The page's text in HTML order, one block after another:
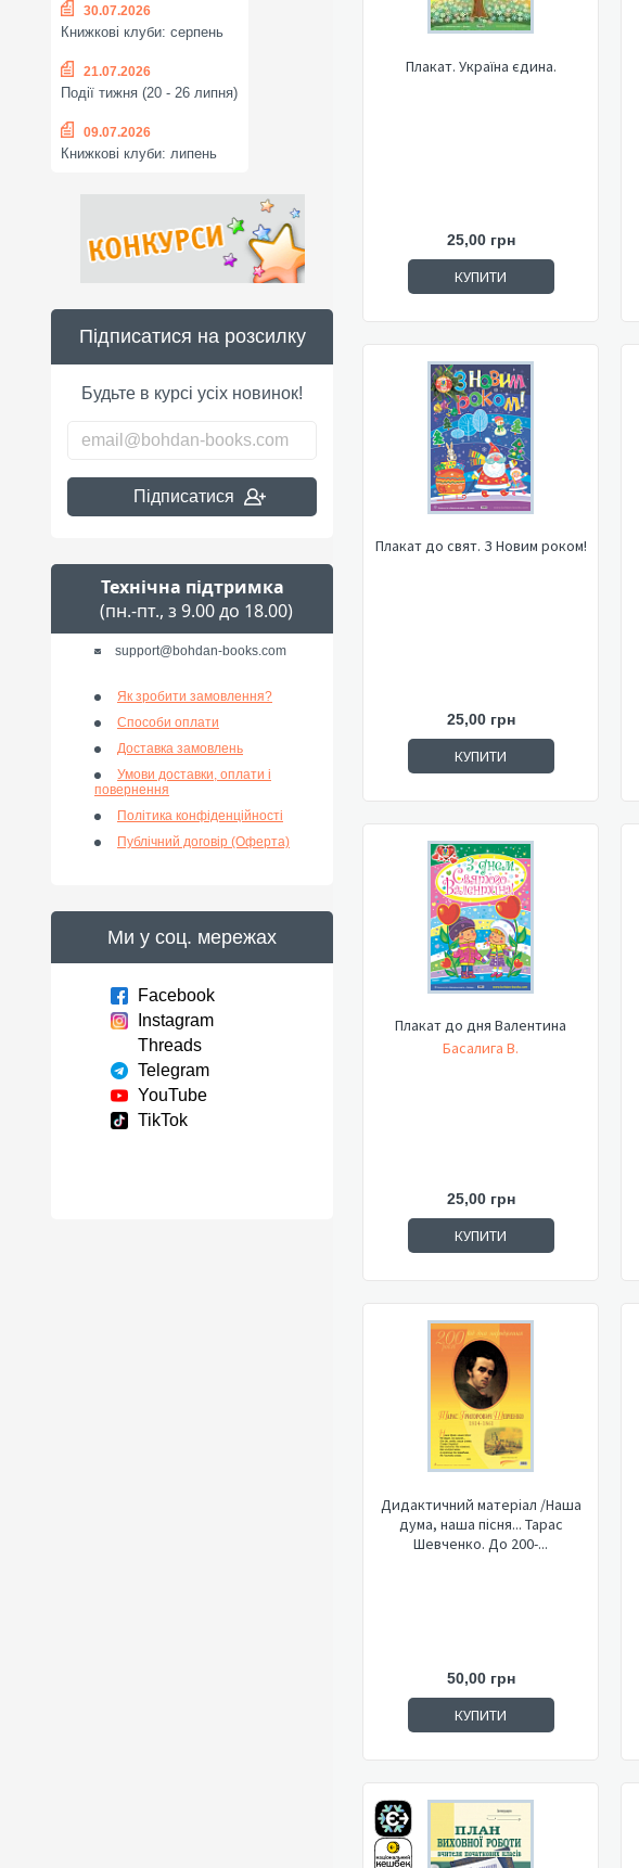
30.07.2026
Книжкові клуби: серпень
21.07.2026
Події тижня (20 - 26 липня)
09.07.2026
Книжкові клуби: липень
Підписатися на розсилку
Будьте в курсі усіх новинок!
Підписатися
Технічна підтримка
(пн.-пт., з 9.00 до 18.00)
support@bohdan-books.com
Як зробити замовлення?
Способи оплати
Доставка замовлень
Умови доставки, оплати і
повернення
Політика конфіденційності
Публічний договір (Оферта)
Ми у соц. мережах
Facebook
Instagram
Threads
Telegram
YouTube
TikTok
Плакат. Україна єдина.
25,00 грн
КУПИТИ
Плакат до свят. З Новим роком!
25,00 грн
КУПИТИ
Плакат до дня Валентина
Басалига В.
25,00 грн
КУПИТИ
Дидактичний матеріал /Наша
дума, наша пісня... Тарас
Шевченко. До 200-...
50,00 грн
КУПИТИ